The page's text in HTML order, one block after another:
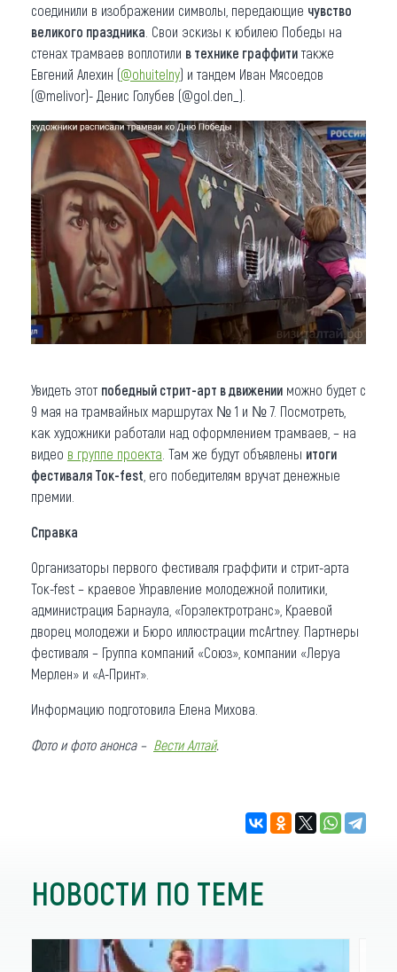
соединили в изображении символы, передающие чувство
великого праздника . Свои эскизы к юбилею Победы на
стенах трамваев воплотили в технике граффити также
Евгений Алехин (@ohuitelny) и тандем Иван Мясоедов
(@melivor)- Денис Голубев (@gol.den_).
Увидеть этот победный стрит-арт в движении можно будет с
9 мая на трамвайных маршрутах № 1 и № 7. Посмотреть,
как художники работали над оформлением трамваев, – на
видео в группе проекта . Там же будут объявлены итоги
фестиваля Ток-fest , его победителям вручат денежные
премии.
Справка
Организаторы первого фестиваля граффити и стрит-арта
Ток-fest – краевое Управление молодежной политики,
администрация Барнаула, «Горэлектротранс», Краевой
дворец молодежи и Бюро иллюстрации mcArtney. Партнеры
фестиваля – Группа компаний «Союз», компании «Леруа
Мерлен» и «А-Принт».
Информацию подготовила Елена Михова.
Фото и фото анонса – Вести Алтай.
НОВОСТИ ПО ТЕМЕ